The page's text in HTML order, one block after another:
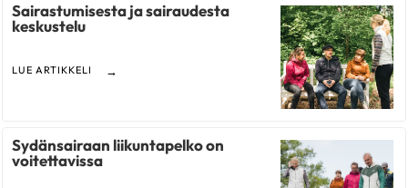
Sairastumisesta ja sairaudesta
keskustelu
LUE ARTIKKELI
Sydänsairaan liikuntapelko on
voitettavissa